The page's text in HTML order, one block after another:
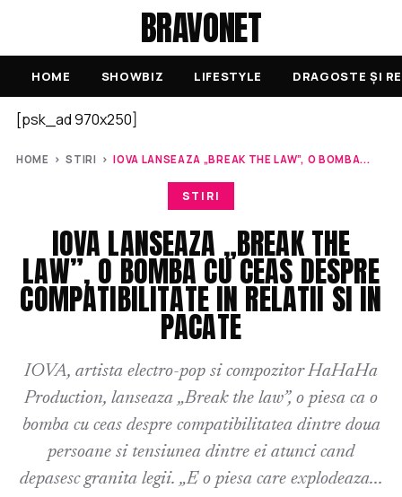
BRAVONET
HOME SHOWBIZ LIFESTYLE DRAGOSTE ȘI
[psk_ad 970x250]
HOME ›STIRI ›IOVA LANSEAZA „BREAK THE LAW”, O BOMBA...
STIRI
IOVA LANSEAZA „BREAK THE
LAW”, O BOMBA CU CEAS DESPRE
COMPATIBILITATE IN RELATII SI IN
PACATE
IOVA, artista electro-pop si compozitor HaHaHa
Production, lanseaza „Break the law”, o piesa ca o
bomba cu ceas despre compatibilitatea dintre doua
persoane si tensiunea dintre ei atunci cand
depasesc granita legii. „E o piesa care explodeaza...